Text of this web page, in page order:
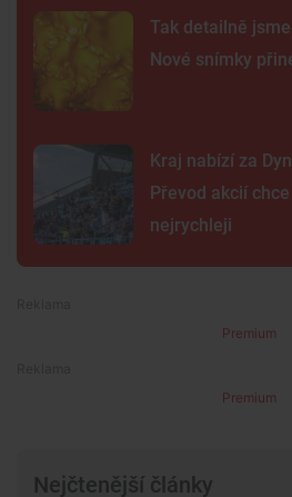
Tak detailně
Nové snímky
Kraj nabízí za
Převod akcií
nejrychleji
Premium
Premium
Nejčtenější články